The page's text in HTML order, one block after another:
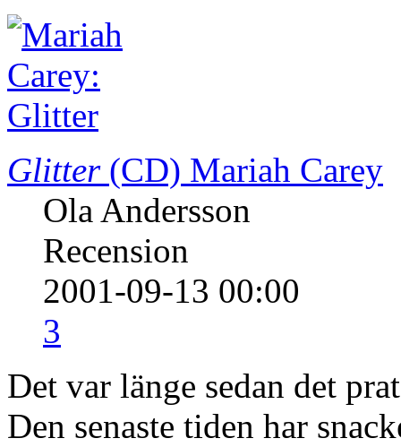
Glitter(CD) Mariah Carey
Ola Andersson
Recension
2001-09-13 00:00
3
Det var länge sedan det
Den senaste tiden har